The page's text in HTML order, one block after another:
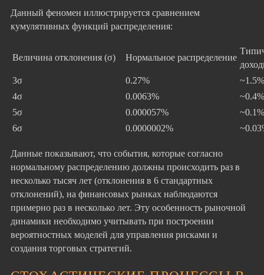
Данный феномен иллюстрируется сравнением
кумулятивных функций распределения:
Величина отклонения (σ) Нормальное распределение
3σ
0.27%
~1.5%
4σ
0.0063%
~0.4%
5σ
0.000057%
~0.1%
6σ
0.0000002%
Данные показывают, что события, которые согласно
нормальному распределению должны происходить раз в
несколько тысяч лет (отклонения в 6 стандартных
отклонений), на финансовых рынках наблюдаются
примерно раз в несколько лет. Эту особенность рыночной
динамики необходимо учитывать при построении
вероятностных моделей для управления рисками и
создания торговых стратегий.